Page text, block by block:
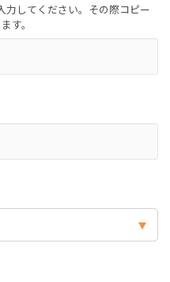
力してください。その際コピー
す。